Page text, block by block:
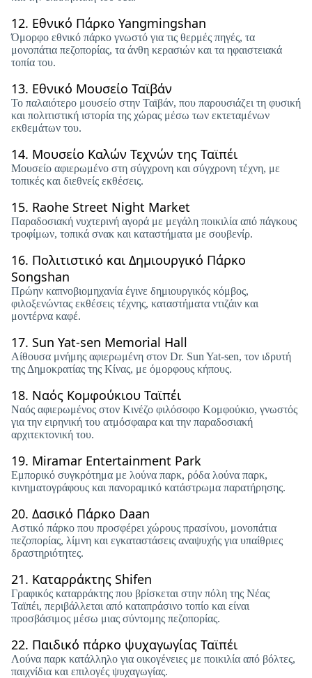
12. Εθνικό Πάρκο Yangmingshan
Όμορφο εθνικό πάρκο γνωστό για τις θερμές πηγές, τα
μονοπάτια πεζοπορίας, τα άνθη κερασιών και τα ηφαιστειακά
τοπία του.
13. Εθνικό Μουσείο Ταϊβάν
Το παλαιότερο μουσείο στην Ταϊβάν, που παρουσιάζει τη φυσική
και πολιτιστική ιστορία της χώρας μέσω των εκτεταμένων
εκθεμάτων του.
14. Μουσείο Καλών Τεχνών της Ταϊπέι
Μουσείο αφιερωμένο στη σύγχρονη και σύγχρονη τέχνη, με
τοπικές και διεθνείς εκθέσεις.
15. Raohe Street Night Market
Παραδοσιακή νυχτερινή αγορά με μεγάλη ποικιλία από πάγκους
τροφίμων, τοπικά σνακ και καταστήματα με σουβενίρ.
16. Πολιτιστικό και Δημιουργικό Πάρκο
Songshan
Πρώην καπνοβιομηχανία έγινε δημιουργικός κόμβος,
φιλοξενώντας εκθέσεις τέχνης, καταστήματα ντιζάιν και
μοντέρνα καφέ.
17. Sun Yat-sen Memorial Hall
Αίθουσα μνήμης αφιερωμένη στον Dr. Sun Yat-sen, τον ιδρυτή
της Δημοκρατίας της Κίνας, με όμορφους κήπους.
18. Ναός Κομφούκιου Ταϊπέι
Ναός αφιερωμένος στον Κινέζο φιλόσοφο Κομφούκιο, γνωστός
για την ειρηνική του ατμόσφαιρα και την παραδοσιακή
αρχιτεκτονική του.
19. Miramar Entertainment Park
Εμπορικό συγκρότημα με λούνα παρκ, ρόδα λούνα παρκ,
κινηματογράφους και πανοραμικό κατάστρωμα παρατήρησης.
20. Δασικό Πάρκο Daan
Αστικό πάρκο που προσφέρει χώρους πρασίνου, μονοπάτια
πεζοπορίας, λίμνη και εγκαταστάσεις αναψυχής για υπαίθριες
δραστηριότητες.
21. Καταρράκτης Shifen
Γραφικός καταρράκτης που βρίσκεται στην πόλη της Νέας
Ταϊπέι, περιβάλλεται από καταπράσινο τοπίο και είναι
προσβάσιμος μέσω μιας σύντομης πεζοπορίας.
22. Παιδικό πάρκο ψυχαγωγίας Ταϊπέι
Λούνα παρκ κατάλληλο για οικογένειες με ποικιλία από βόλτες,
παιχνίδια και επιλογές ψυχαγωγίας.